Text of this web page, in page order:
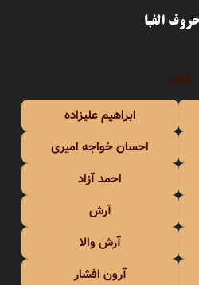
الفبا
الف
ابراهیم علیزاده
احسان خواجه امیری
احمد آزاد
آرش
آرش والا
آرون افشار